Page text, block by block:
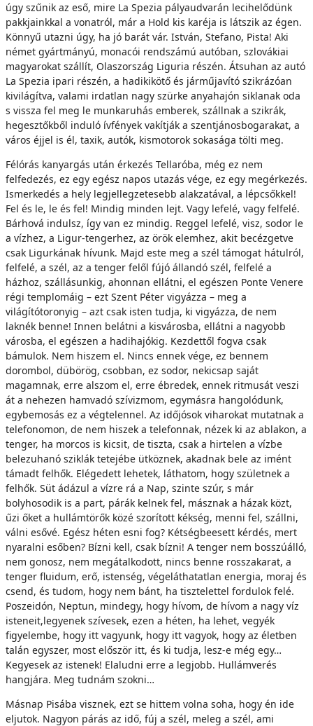
úgy szűnik az eső, mire La Spezia pályaudvarán lecihelődünk
pakkjainkkal a vonatról, már a Hold kis karéja is látszik az égen.
Könnyű utazni úgy, ha jó barát vár. István, Stefano, Pista! Aki
német gyártmányú, monacói rendszámú autóban, szlovákiai
magyarokat szállít, Olaszország Liguria részén. Átsuhan az autó
La Spezia ipari részén, a hadikikötő és járműjavító szikrázóan
kivilágítva, valami irdatlan nagy szürke anyahajón siklanak oda
s vissza fel meg le munkaruhás emberek, szállnak a szikrák,
hegesztőkből induló ívfények vakítják a szentjánosbogarakat, a
város éjjel is él, taxik, autók, kismotorok sokasága tölti meg.
Félórás kanyargás után érkezés Tellaróba, még ez nem
felfedezés, ez egy egész napos utazás vége, ez egy megérkezés.
Ismerkedés a hely legjellegzetesebb alakzatával, a lépcsőkkel!
Fel és le, le és fel! Mindig minden lejt. Vagy lefelé, vagy felfelé.
Bárhová indulsz, így van ez mindig. Reggel lefelé, visz, sodor le
a vízhez, a Ligur-tengerhez, az örök elemhez, akit becézgetve
csak Ligurkának hívunk. Majd este meg a szél támogat hátulról,
felfelé, a szél, az a tenger felől fújó állandó szél, felfelé a
házhoz, szállásunkig, ahonnan ellátni, el egészen Ponte Venere
régi templomáig – ezt Szent Péter vigyázza – meg a
világítótoronyig – azt csak isten tudja, ki vigyázza, de nem
laknék benne! Innen belátni a kisvárosba, ellátni a nagyobb
városba, el egészen a hadihajókig. Kezdettől fogva csak
bámulok. Nem hiszem el. Nincs ennek vége, ez bennem
dorombol, dübörög, csobban, ez sodor, nekicsap saját
magamnak, erre alszom el, erre ébredek, ennek ritmusát veszi
át a nehezen hamvadó szívizmom, egymásra hangolódunk,
egybemosás ez a végtelennel. Az időjósok viharokat mutatnak a
telefonomon, de nem hiszek a telefonnak, nézek ki az ablakon, a
tenger, ha morcos is kicsit, de tiszta, csak a hirtelen a vízbe
belezuhanó sziklák tetejébe ütköznek, akadnak bele az imént
támadt felhők. Elégedett lehetek, láthatom, hogy születnek a
felhők. Süt ádázul a vízre rá a Nap, szinte szúr, s már
bolyhosodik is a part, párák kelnek fel, másznak a házak közt,
űzi őket a hullámtörők közé szorított kékség, menni fel, szállni,
válni esővé. Egész héten esni fog? Kétségbeesett kérdés, mert
nyaralni esőben? Bízni kell, csak bízni! A tenger nem bosszúálló,
nem gonosz, nem megátalkodott, nincs benne rosszakarat, a
tenger fluidum, erő, istenség, végeláthatatlan energia, moraj és
csend, és tudom, hogy nem bánt, ha tisztelettel fordulok felé.
Poszeidón, Neptun, mindegy, hogy hívom, de hívom a nagy víz
isteneit,legyenek szívesek, ezen a héten, ha lehet, vegyék
figyelembe, hogy itt vagyunk, hogy itt vagyok, hogy az életben
talán egyszer, most először itt, és ki tudja, lesz-e még egy…
Kegyesek az istenek! Elaludni erre a legjobb. Hullámverés
hangjára. Meg tudnám szokni…
Másnap Pisába visznek, ezt se hittem volna soha, hogy én ide
eljutok. Nagyon párás az idő, fúj a szél, meleg a szél, ami